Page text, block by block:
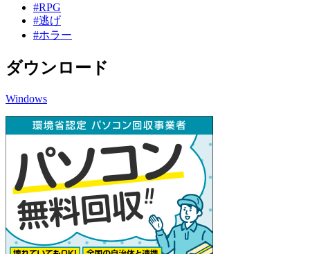
#RPG
#逃げ
#ホラー
ダウンロード
Windows